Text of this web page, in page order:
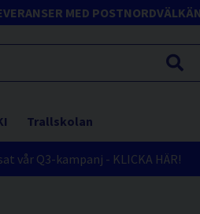
MED POSTNORD
Trallskolan
vår Q3-kampanj - KLICKA HÄR!